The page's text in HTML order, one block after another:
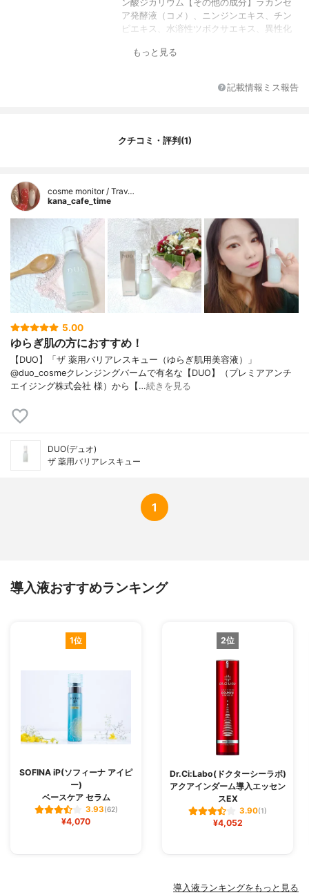
ン酸ジカリウム【その他の成分】ラカンセ
ア発酵液（コメ）、ニンジンエキス、チン
ピエキス、水溶性ツボクサエキス、異性化
ド、アルテミアエキス、天然ビタミンＥ、
ダミエキス、オウゴンエキス、ヒメフウロ
エキス、酵母エキス（１）、アマチャヅル
ジヒドロスフィンゴシン、Ｎ－ステアロイ
ルフィトスフィンゴシン、ヒドロキシステ
カラギーナン、ＤＬ－ピロリドンカルボン
酸ナトリウム液、Ｌ－ピロリドンカルボン
酸、水酸化ナトリウム、乳酸ナトリウム
液、ＤＬ－ピロリドンカルボン酸、Ｌ－セ
リン、Ｌ－アラニン、グリシン、Ｌ－グル
タミン酸、塩酸リジン、Ｌ－スレオニン、
Ｌ－アルギニン、Ｌ－プロリン、精製水、
グリセリン、グリセリルグルコシド液、グ
リコシルトレハロース・水添デンプン分解
物混合溶液、ポリオキシブチレンポリオキ
シエチレンポリオキシプロピレングリセリ
チレングリコール、シクロヘキサンジカル
オール、２－エチルヘキサン酸セチル、ポ
リオキシエチレン硬化ヒマシ油、モノオレ
もっと見る
記載情報ミス報告
クチコミ・評判(1)
cosme monitor / Trav…
kana_cafe_time
5.00
ゆらぎ肌の方におすすめ！
【DUO】「ザ 薬用バリアレスキュー（ゆらぎ肌用美容液）」
@duo_cosmeクレンジングバームで有名な【DUO】（プレミアアンチ
エイジング株式会社 様）から【…続きを見る
DUO(デュオ)
ザ 薬用バリアレスキュー
1
導入液おすすめランキング
1位
SOFINA iP(ソフィーナ アイピ
ー)
ベースケア セラム
3.93(62)
¥4,070
2位
Dr.Ci:Labo(ドクターシーラボ)
アクアインダーム導入エッセン
スEX
3.90(1)
¥4,052
導入液ランキングをもっと見る